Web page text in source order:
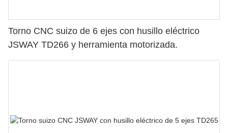
Torno CNC suizo de 6 ejes con husillo eléctrico
JSWAY TD266 y herramienta motorizada.